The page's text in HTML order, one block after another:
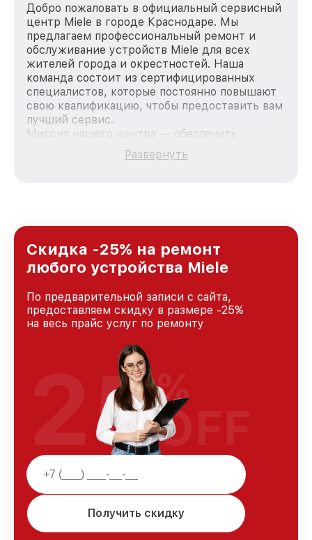
Добро пожаловать в официальный сервисный
центр Miele в городе Краснодаре. Мы
предлагаем профессиональный ремонт и
обслуживание устройств Miele для всех
жителей города и окрестностей. Наша
команда состоит из сертифицированных
специалистов, которые постоянно повышают
свою квалификацию, чтобы предоставить вам
лучший сервис.
Миссия нашего центра — обеспечить
качественный и доступный ремонт для
каждого пользователя продукции Miele, вне
Краснодаре, постоянно повышая уровень
доверия и лояльности наших клиентов.
Развернуть
Скидка -25% на ремонт
любого устройства Miele
По предварительной записи с сайта,
предоставляем скидку в размере -25%
на весь прайс услуг по ремонту
Получить скидку
25%
OFF